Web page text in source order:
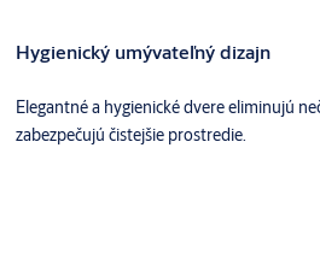
Hygienický umývateľný dizajn
Elegantné a hygienické dvere eliminujú
zabezpečujú čistejšie prostredie.